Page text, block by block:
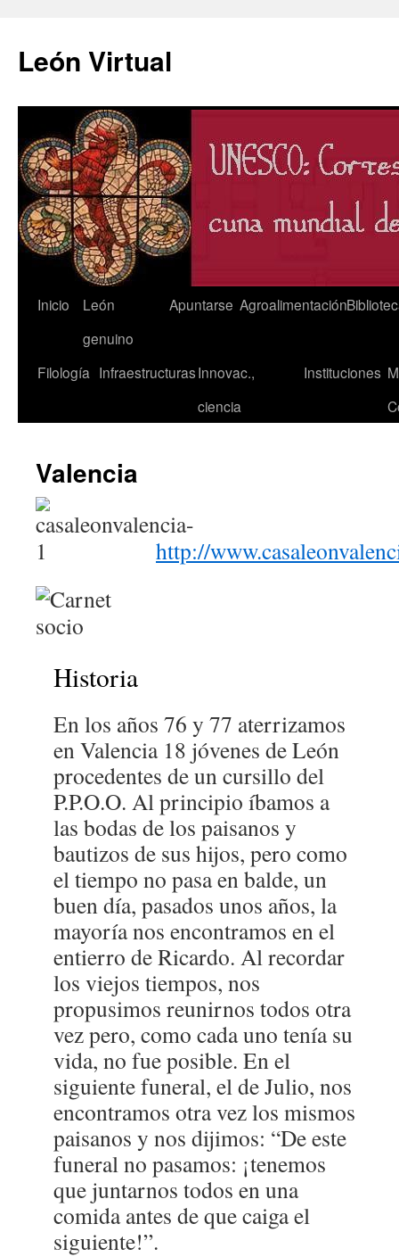
León Virtual
Saltar
contenido
Inicio
León
genuino
Apuntarse Agroalimentación
Filología InfraestructurasInnovac.,
ciencia
Instituciones
Valencia
http://
Historia
En los años 76 y 77 aterrizamos
en Valencia 18 jóvenes de León
procedentes de un cursillo del
P.P.O.O. Al principio íbamos a
las bodas de los paisanos y
bautizos de sus hijos, pero como
el tiempo no pasa en balde, un
buen día, pasados unos años, la
mayoría nos encontramos en el
entierro de Ricardo. Al recordar
los viejos tiempos, nos
propusimos reunirnos todos otra
vez pero, como cada uno tenía su
vida, no fue posible. En el
siguiente funeral, el de Julio, nos
encontramos otra vez los mismos
paisanos y nos dijimos: “De este
funeral no pasamos: ¡tenemos
que juntarnos todos en una
comida antes de que caiga el
siguiente!”.